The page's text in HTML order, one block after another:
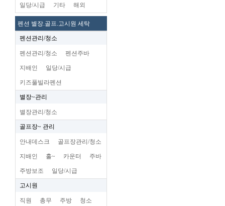
일당/시급 기타 해외
펜션 별장.골프.고시원 세탁
펜션관리/청소
펜션관리/청소 펜션주바
지배인 일당/시급
키즈풀빌라펜션
별장~관리
별장관리/청소
골프장~ 관리
안내데스크 골프장관리/청소
지배인 홀~ 카운터 주바
주방보조 일당/시급
고시원
직원 총무 주방 청소